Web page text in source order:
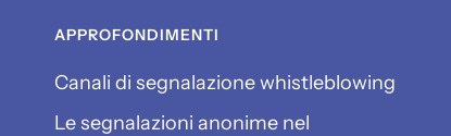
APPROFONDIMENTI
Canali di segnalazione whistleblowing
Le segnalazioni anonime nel